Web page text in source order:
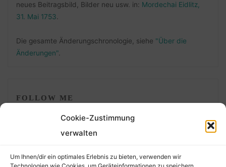
Cookie-Zustimmung
verwalten
Um Ihnen/dir ein optimales Erlebnis zu bieten, verwenden wir
neues Beitragsbild, Bilder neu usw. in: Mordechai Eidlitz,
31. Mai 1753
Die gesamte Änderungschronologie, siehe "Über die
Änderungen".
FOLLOW ME